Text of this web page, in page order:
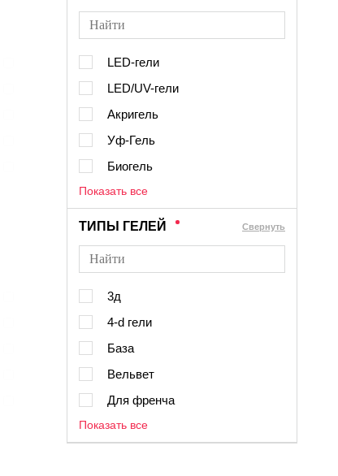
LED-гели
LED/UV-гели
Акригель
Уф-Гель
Биогель
Показать все
ТИПЫ ГЕЛЕЙ Cвернуть
3д
4-d гели
База
Вельвет
Для френча
Показать все